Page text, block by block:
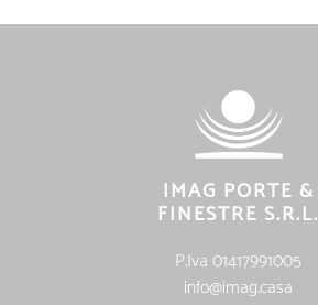
IMAG PORTE &
FINESTRE S.R.L.
P.Iva 01417991005
info@imag.casa